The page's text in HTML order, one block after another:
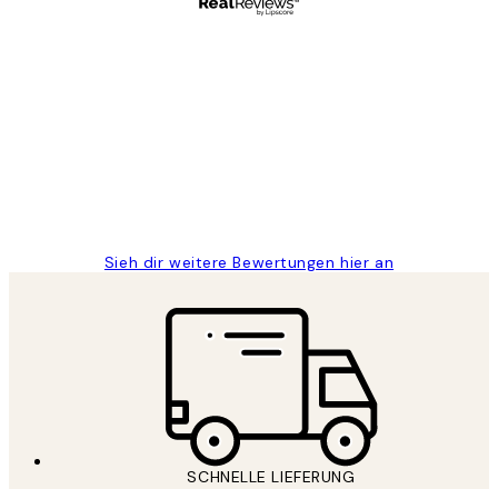
Sieh dir weitere Bewertungen hier an
SCHNELLE LIEFERUNG